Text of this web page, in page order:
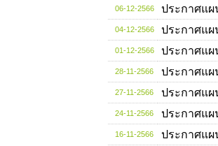
06-12-2566 ประกาศแผ
04-12-2566 ประกาศแผ
01-12-2566 ประกาศแผ
28-11-2566 ประกาศแผ
27-11-2566 ประกาศแผ
24-11-2566 ประกาศแผ
16-11-2566 ประกาศแผ